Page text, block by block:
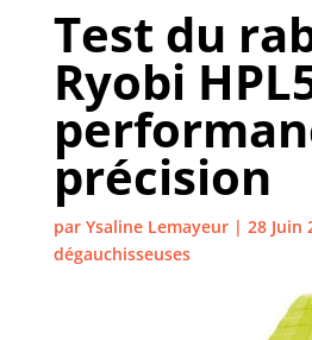
Test du
Ryobi
précision
par Ysaline Lemayeur| 28 Juin
dégauchisseuses